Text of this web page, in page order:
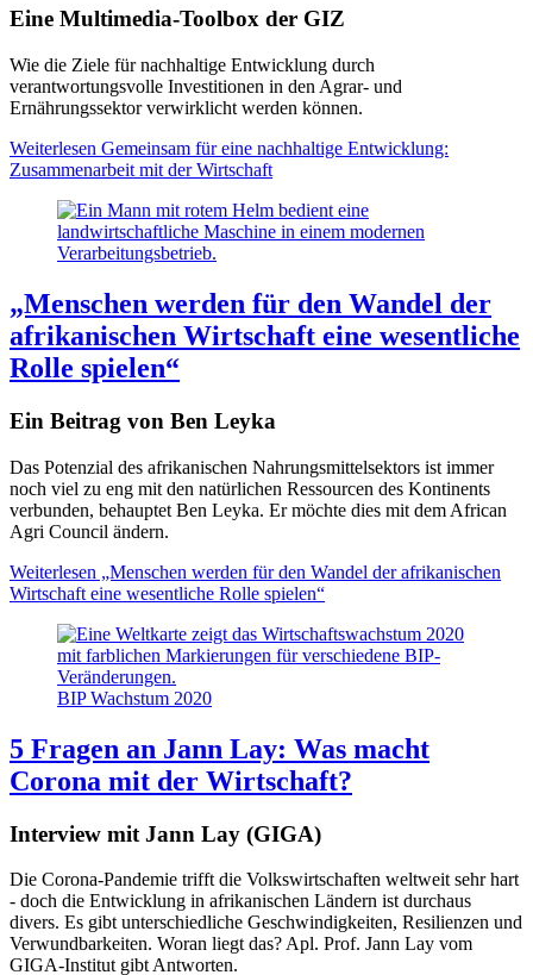
Eine Multimedia-Toolbox der GIZ
Wie die Ziele für nachhaltige Entwicklung durch
verantwortungsvolle Investitionen in den Agrar- und
Ernährungssektor verwirklicht werden können.
Weiterlesen Gemeinsam für eine nachhaltige Entwicklung:
Zusammenarbeit mit der Wirtschaft
„Menschen werden für den Wandel der
afrikanischen Wirtschaft eine wesentliche
Rolle spielen“
Ein Beitrag von Ben Leyka
Das Potenzial des afrikanischen Nahrungsmittelsektors ist immer
noch viel zu eng mit den natürlichen Ressourcen des Kontinents
verbunden, behauptet Ben Leyka. Er möchte dies mit dem African
Agri Council ändern.
Weiterlesen „Menschen werden für den Wandel der afrikanischen
Wirtschaft eine wesentliche Rolle spielen“
BIP Wachstum 2020
5 Fragen an Jann Lay: Was macht
Corona mit der Wirtschaft?
Interview mit Jann Lay (GIGA)
Die Corona-Pandemie trifft die Volkswirtschaften weltweit sehr hart
- doch die Entwicklung in afrikanischen Ländern ist durchaus
divers. Es gibt unterschiedliche Geschwindigkeiten, Resilienzen und
Verwundbarkeiten. Woran liegt das? Apl. Prof. Jann Lay vom
GIGA-Institut gibt Antworten.